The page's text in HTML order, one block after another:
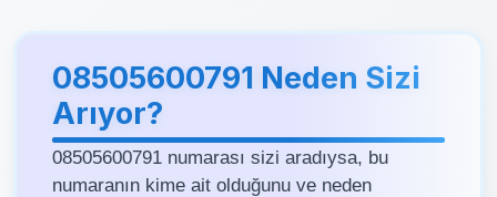
08505600791 Neden Sizi
Arıyor?
08505600791 numarası sizi aradıysa, bu
numaranın kime ait olduğunu ve neden